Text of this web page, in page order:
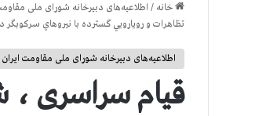
خانه / اطلاعیه‌های دبیرخانه شورای ملی
تظاهرات و رويارويي گسترده با نيروهاي
اطلاعیه‌های دبیرخانه شورای ملی مقاومت ایران -